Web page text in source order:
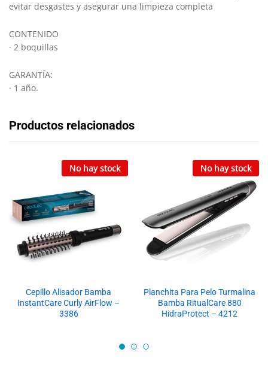
evitar desgastes y asegurar una limpieza completa
CONTENIDO
· 2 boquillas
GARANTÍA:
· 1 año.
Productos relacionados
No hay stock
Cepillo Alisador Bamba
InstantCare Curly AirFlow –
3386
No hay stock
Planchita Para Pelo Turmalina
Bamba RitualCare 880
HidraProtect – 4212